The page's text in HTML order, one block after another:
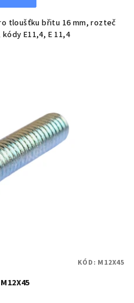
tloušťku břitu 16 mm, rozteč
E11,4, E 11,4
KÓD: M12X45